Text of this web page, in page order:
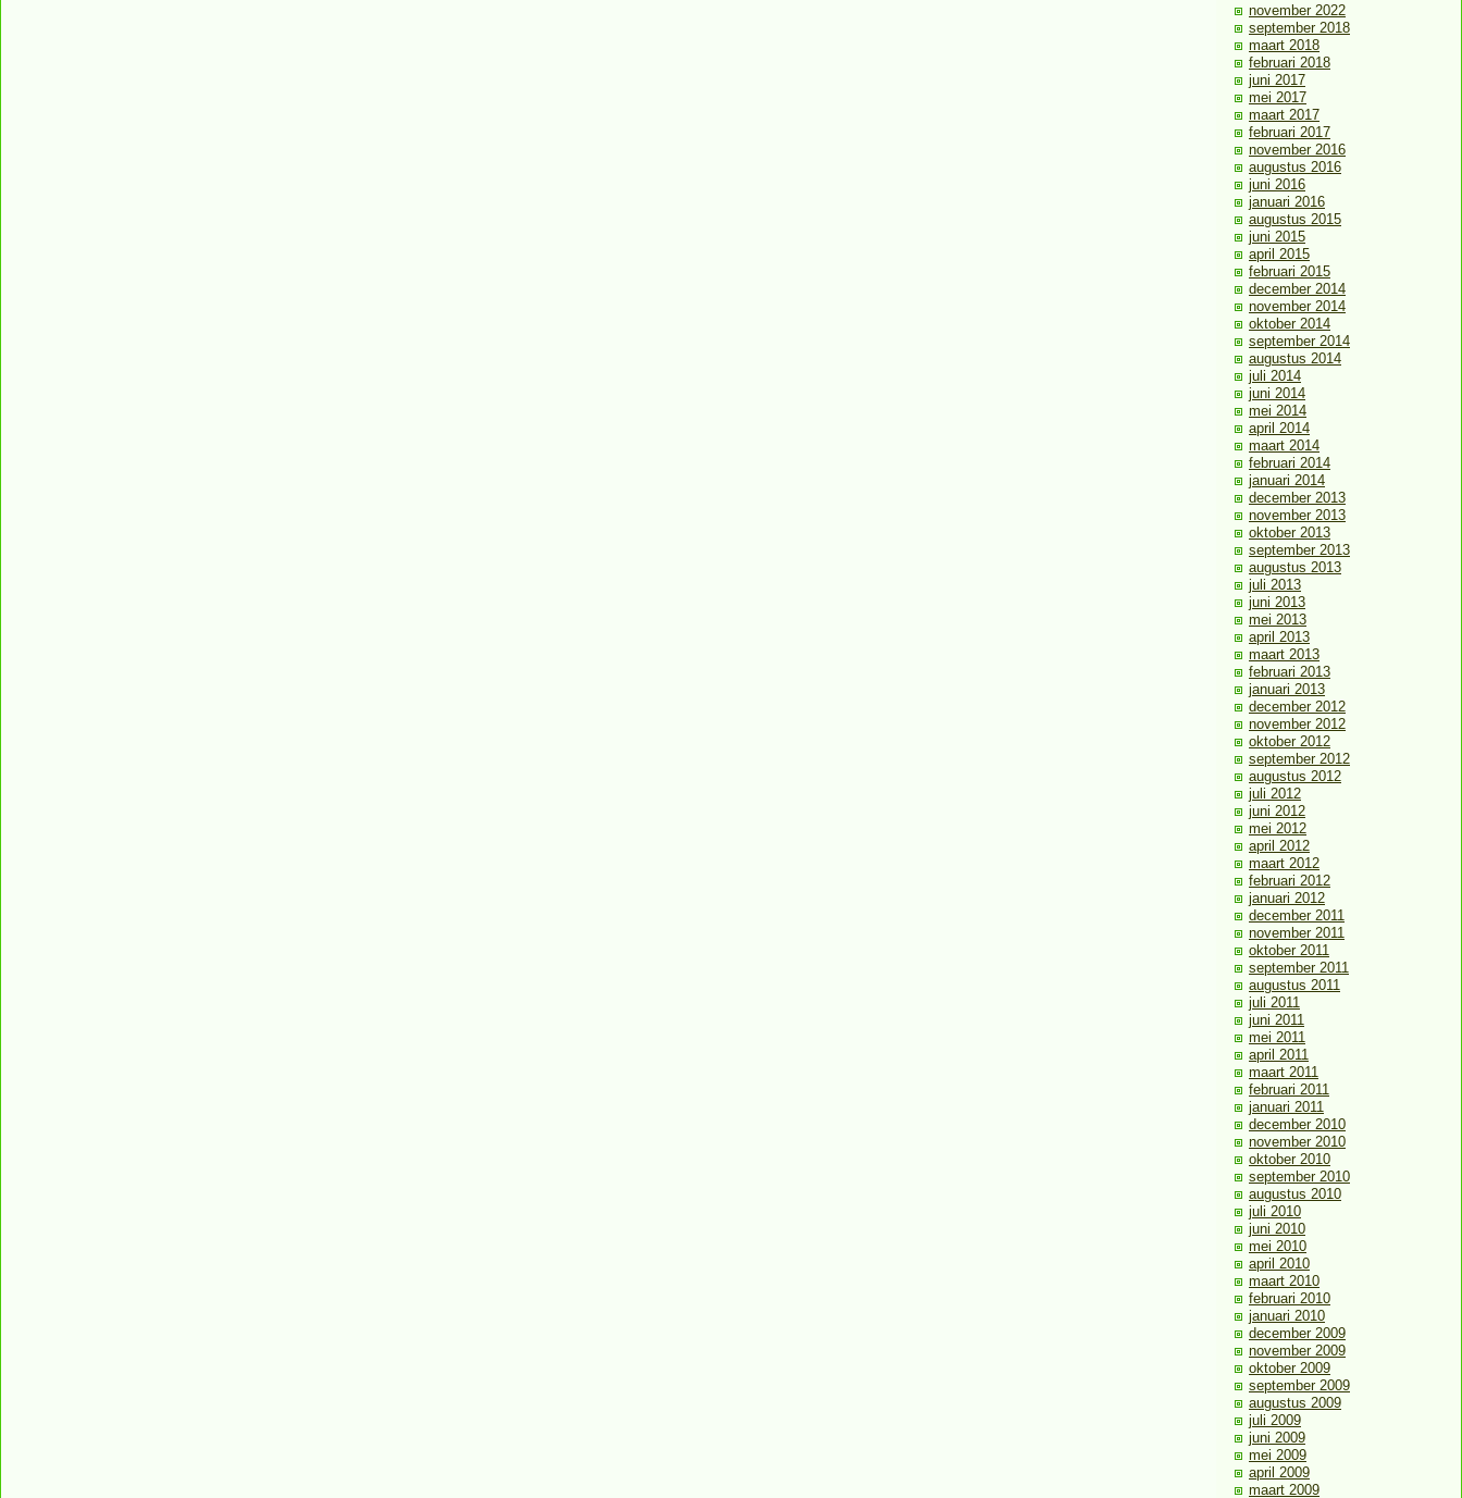
november 2022
september 2018
maart 2018
februari 2018
juni 2017
mei 2017
maart 2017
februari 2017
november 2016
augustus 2016
juni 2016
januari 2016
augustus 2015
juni 2015
april 2015
februari 2015
december 2014
november 2014
oktober 2014
september 2014
augustus 2014
juli 2014
juni 2014
mei 2014
april 2014
maart 2014
februari 2014
januari 2014
december 2013
november 2013
oktober 2013
september 2013
augustus 2013
juli 2013
juni 2013
mei 2013
april 2013
maart 2013
februari 2013
januari 2013
december 2012
november 2012
oktober 2012
september 2012
augustus 2012
juli 2012
juni 2012
mei 2012
april 2012
maart 2012
februari 2012
januari 2012
december 2011
november 2011
oktober 2011
september 2011
augustus 2011
juli 2011
juni 2011
mei 2011
april 2011
maart 2011
februari 2011
januari 2011
december 2010
november 2010
oktober 2010
september 2010
augustus 2010
juli 2010
juni 2010
mei 2010
april 2010
maart 2010
februari 2010
januari 2010
december 2009
november 2009
oktober 2009
september 2009
augustus 2009
juli 2009
juni 2009
mei 2009
april 2009
maart 2009